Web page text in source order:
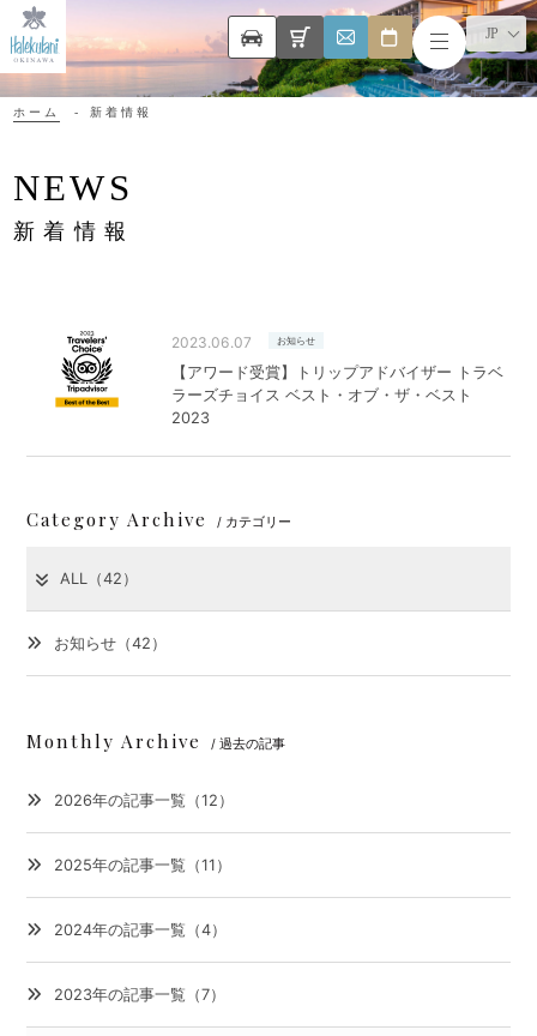
JP
ホーム 新着情報
NEWS
新着情報
2023.06.07 お知らせ
【アワード受賞】トリップアドバイザー トラベ
ラーズチョイス ベスト・オブ・ザ・ベスト
2023
Category Archive / カテゴリー
ALL（42）
お知らせ（42）
Monthly Archive / 過去の記事
2026年の記事一覧（12）
2025年の記事一覧（11）
2024年の記事一覧（4）
2023年の記事一覧（7）